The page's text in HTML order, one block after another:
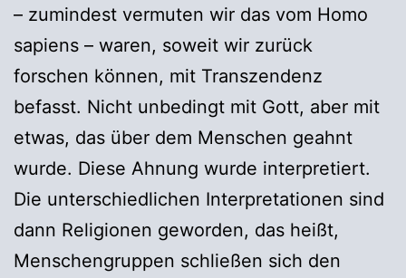
– zumindest vermuten wir das vom Homo
sapiens – waren, soweit wir zurück
forschen können, mit Transzendenz
befasst. Nicht unbedingt mit Gott, aber mit
etwas, das über dem Menschen geahnt
wurde. Diese Ahnung wurde interpretiert.
Die unterschiedlichen Interpretationen sind
dann Religionen geworden, das heißt,
Menschengruppen schließen sich den